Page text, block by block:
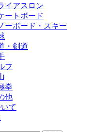
イアスロン
ートボード
ーボード・スキー
・剣道
フ
拳
他
て